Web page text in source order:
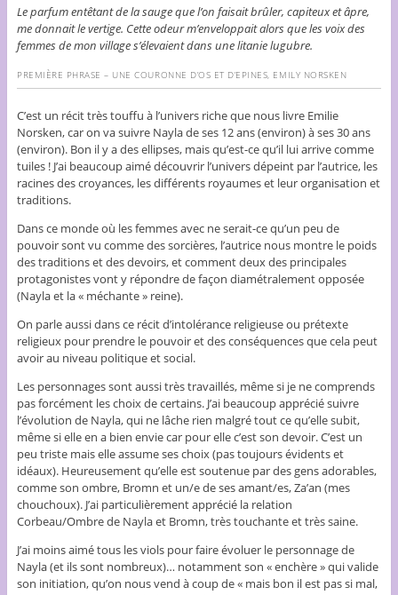
Le parfum entêtant de la sauge que l’on faisait brûler, capiteux et âpre,
me donnait le vertige. Cette odeur m’enveloppait alors que les voix des
femmes de mon village s’élevaient dans une litanie lugubre.
PREMIÈRE PHRASE – UNE COURONNE D’OS ET D’EPINES, EMILY NORSKEN
C’est un récit très touffu à l’univers riche que nous livre Emilie
Norsken, car on va suivre Nayla de ses 12 ans (environ) à ses 30 ans
(environ). Bon il y a des ellipses, mais qu’est-ce qu’il lui arrive comme
tuiles ! J’ai beaucoup aimé découvrir l’univers dépeint par l’autrice, les
racines des croyances, les différents royaumes et leur organisation et
traditions.
Dans ce monde où les femmes avec ne serait-ce qu’un peu de
pouvoir sont vu comme des sorcières, l’autrice nous montre le poids
des traditions et des devoirs, et comment deux des principales
protagonistes vont y répondre de façon diamétralement opposée
(Nayla et la « méchante » reine).
On parle aussi dans ce récit d’intolérance religieuse ou prétexte
religieux pour prendre le pouvoir et des conséquences que cela peut
avoir au niveau politique et social.
Les personnages sont aussi très travaillés, même si je ne comprends
pas forcément les choix de certains. J’ai beaucoup apprécié suivre
l’évolution de Nayla, qui ne lâche rien malgré tout ce qu’elle subit,
même si elle en a bien envie car pour elle c’est son devoir. C’est un
peu triste mais elle assume ses choix (pas toujours évidents et
idéaux). Heureusement qu’elle est soutenue par des gens adorables,
comme son ombre, Bromn et un/e de ses amant/es, Za’an (mes
chouchoux). J’ai particulièrement apprécié la relation
Corbeau/Ombre de Nayla et Bromn, très touchante et très saine.
J’ai moins aimé tous les viols pour faire évoluer le personnage de
Nayla (et ils sont nombreux)… notamment son « enchère » qui valide
son initiation, qu’on nous vend à coup de « mais bon il est pas si mal,